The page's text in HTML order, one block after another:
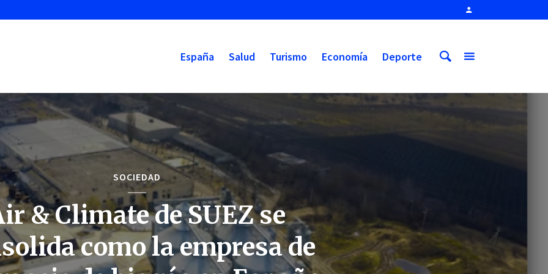
España Salud Turismo Economía Deporte
SOCIEDAD
& Climate de SUEZ se
como la empresa de